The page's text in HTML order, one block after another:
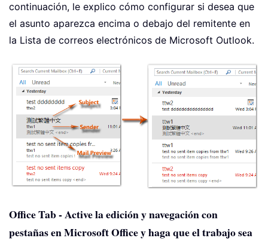
continuación, le explico cómo configurar si desea que
el asunto aparezca encima o debajo del remitente en
la Lista de correos electrónicos de Microsoft Outlook.
Office Tab - Active la edición y navegación con
pestañas en Microsoft Office y haga que el trabajo sea